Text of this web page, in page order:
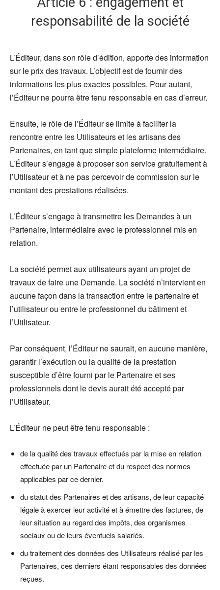
responsabilité de la société
L’Éditeur, dans son rôle d’édition, apporte des information
sur le prix des travaux. L’objectif est de fournir des
informations les plus exactes possibles. Pour autant,
l’Éditeur ne pourra être tenu responsable en cas d’erreur.
Ensuite, le rôle de l’Éditeur se limite à faciliter la
rencontre entre les Utilisateurs et les artisans des
Partenaires, en tant que simple plateforme intermédiaire.
L’Éditeur s’engage à proposer son service gratuitement à
l’Utilisateur et à ne pas percevoir de commission sur le
montant des prestations réalisées.
L’Éditeur s’engage à transmettre les Demandes à un
Partenaire, intermédiaire avec le professionnel mis en
relation.
La société permet aux utilisateurs ayant un projet de
travaux de faire une Demande. La société n’intervient en
aucune façon dans la transaction entre le partenaire et
l’utilisateur ou entre le professionnel du bâtiment et
l’Utilisateur.
Par conséquent, l’Éditeur ne saurait, en aucune manière,
garantir l’exécution ou la qualité de la prestation
susceptible d’être fourni par le Partenaire et ses
professionnels dont le devis aurait été accepté par
l’Utilisateur.
L’Éditeur ne peut être tenu responsable :
de la qualité des travaux effectués par la mise en relation
effectuée par un Partenaire et du respect des normes
applicables par ce dernier.
du statut des Partenaires et des artisans, de leur capacité
légale à exercer leur activité et à émettre des factures, de
leur situation au regard des impôts, des organismes
sociaux ou de leurs éventuels salariés.
du traitement des données des Utilisateurs réalisé par les
Partenaires, ces derniers étant responsables des données
reçues.